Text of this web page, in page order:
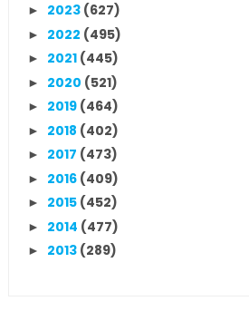
► 2023 (627)
► 2022 (495)
► 2021 (445)
► 2020 (521)
► 2019 (464)
► 2018 (402)
► 2017 (473)
► 2016 (409)
► 2015 (452)
► 2014 (477)
► 2013 (289)